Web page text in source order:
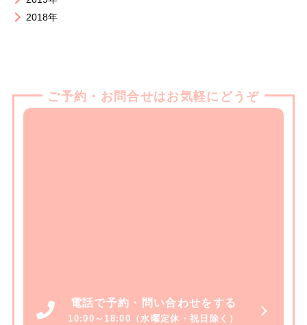
2018年
ご予約・お問合せはお気軽にどうぞ
電話で予約・問い合わせをする
10:00～18:00（水曜定休・祝日除く）